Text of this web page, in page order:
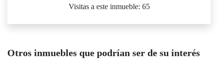
Visitas a este inmueble: 65
Otros inmuebles que podrían ser de su interés